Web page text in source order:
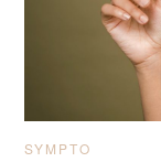
SYMPTO